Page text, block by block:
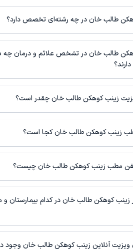
زینب کوهکن طالب خاندارای پروفایل فعال و نوبت‌دهی
می‌توانید از طریق این پلتفرم برای دریافت نوبت
در مطب، تصاویر پزشک، ساعات کاری و سایر اطلاعات
ممکن است در پروفایل ایشان در دکترتو در
طالب خان در چه رشته‌ای تخصص دارد؟
خان در رشته‌های زیر (پیراپزشکی) تخصص دارند:
طالب خان در تشخص علائم و درمان چه
خان در تشخیص علائم و درمان بیماری‌های مرتبط
زینب کوهکن طالب خان چقدر است؟
هزینه ویزیت زینب کوهکن طالب خان، لازم است با
زینب کوهکن طالب خان کجا است؟
زینب کوهکن طالب خان 1 مطب فعال دارند. آدرس مطب‌های
مطب زینب کوهکن طالب خان چیست؟
: 04432253970
کوهکن طالب خان در کدام بیمارستان و
محل فعالیت زینب کوهکن طالب خان در مراکز
ویزیت آنلاین زینب کوهکن طالب خان وجود